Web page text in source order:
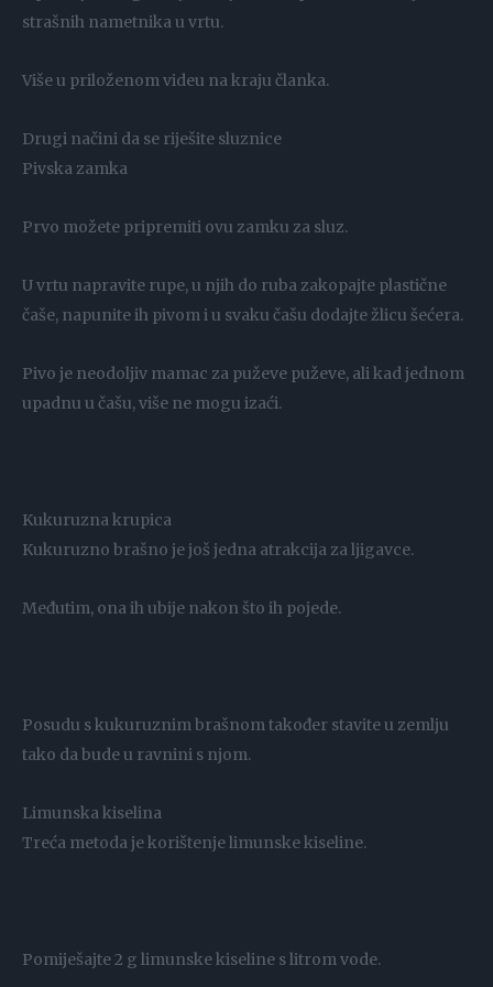
strašnih nametnika u vrtu.
Više u priloženom videu na kraju članka.
Drugi načini da se riješite sluznice
Pivska zamka
Prvo možete pripremiti ovu zamku za sluz.
U vrtu napravite rupe, u njih do ruba zakopajte plastične
čaše, napunite ih pivom i u svaku čašu dodajte žlicu šećera.
Pivo je neodoljiv mamac za puževe puževe, ali kad jednom
upadnu u čašu, više ne mogu izaći.
Kukuruzna krupica
Kukuruzno brašno je još jedna atrakcija za ljigavce.
Međutim, ona ih ubije nakon što ih pojede.
Posudu s kukuruznim brašnom također stavite u zemlju
tako da bude u ravnini s njom.
Limunska kiselina
Treća metoda je korištenje limunske kiseline.
Pomiješajte 2 g limunske kiseline s litrom vode.